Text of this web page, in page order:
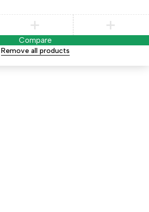
Compare
Remove all products